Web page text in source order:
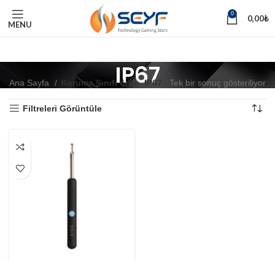
MENU
0 0,00₺
IP67
Ana Sayfa Koruma Sınıfı ürün IP67 Tek bir sonuç gösteriliyor
Filtreleri Görüntüle